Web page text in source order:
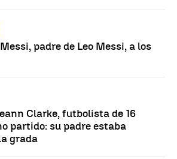
padre de Leo Messi, a los
Clarke, futbolista de 16
partido: su padre estaba
grada